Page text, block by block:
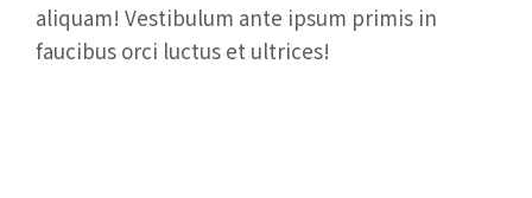
aliquam! Vestibulum ante ipsum primis in
faucibus orci luctus et ultrices!